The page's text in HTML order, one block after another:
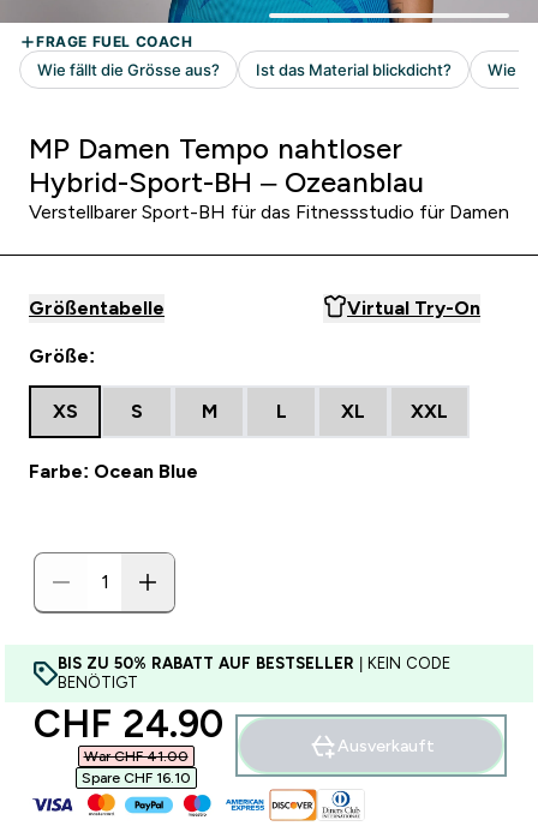
MP Damen Tempo nahtloser
Hybrid-Sport-BH – Ozeanblau
Verstellbarer Sport-BH für das Fitnessstudio für Damen
Größentabelle Virtual Try-On
Größe:
XS S M L XL XXL
Farbe: Ocean Blue
BIS ZU 50% RABATT AUF BESTSELLER | KEIN CODE
BENÖTIGT
discounted price
CHF 24.90‎
War CHF 41.00‎
Spare CHF 16.10‎
Ausverkauft